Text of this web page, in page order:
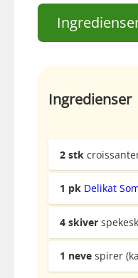
Ingredienser
2 stk
1 pk Delikat
4 skiver
1 neve spirer